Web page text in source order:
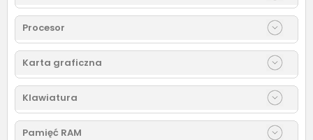
Procesor
Karta graficzna
Klawiatura
Pamięć RAM